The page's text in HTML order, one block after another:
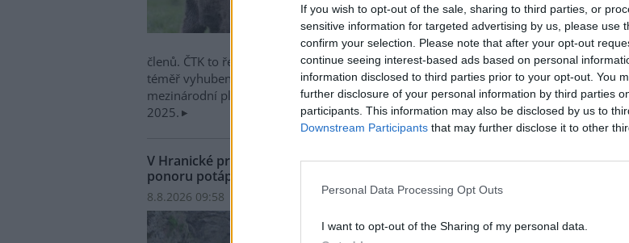
If you wish to opt-out of the sale, sharing to third parties, or
sensitive information for targeted advertising by us, please use
confirm your selection. Please note that after your opt-out
continue seeing interest-based ads based on personal
information disclosed to third parties prior to your opt-out. You
further disclosure of your personal information by third parties
participants. This information may also be disclosed by us to
Downstream Participants that may further disclose it to other
Personal Data Processing Opt Outs
I want to opt-out of the Sharing of my personal data.
evropského od roku 1997, kdy tato
zoo zubry chová. Sameček dostal
jméno Onzu. Stádo má teď pět
členů. ČTK to řekl mluvčí zahrady Martin Vobruba. Pro tento nedávno
téměř vyhubený druh největšího savce Evropy je vedena nejstarší
mezinárodní plemenná kniha a nedávno byla vydána nová za rok
2025.
V Hranické propasti na Přerovsku zemřel při průzkumném
ponoru potápěč
8.8.2026 09:58 | HRANICE ( Diskuse: 1
zatopené jeskyni na světě, zemřel